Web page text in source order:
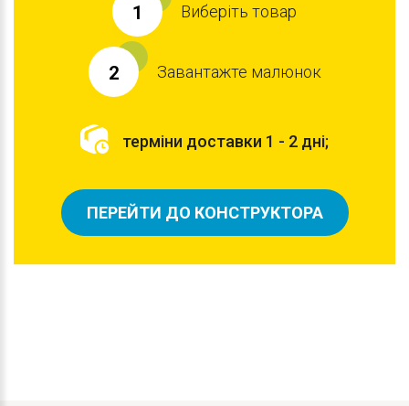
1 Виберіть товар
2 Завантажте малюнок
терміни доставки 1 - 2 дні;
ПЕРЕЙТИ ДО КОНСТРУКТОРА